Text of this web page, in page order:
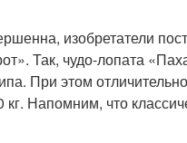
изобретатели
Так, чудо-лопата
При этом
Напомним, что